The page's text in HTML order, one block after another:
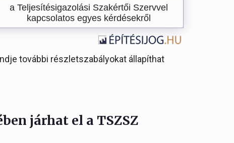
a Teljesítésigazolási Szakértői Szervvel
kapcsolatos egyes kérdésekről
további részletszabályokat állapíthat
járhat el a TSZSZ